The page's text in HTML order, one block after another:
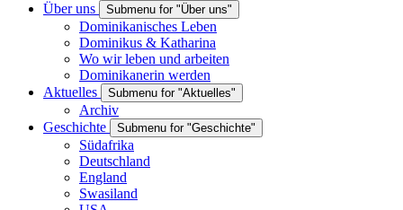
Über uns Submenu for "Über uns"
Dominikanisches Leben
Dominikus & Katharina
Wo wir leben und arbeiten
Dominikanerin werden
Aktuelles
Submenu for "Aktuelles"
Archiv
Geschichte
Submenu for "Geschichte"
Südafrika
Deutschland
England
Swasiland